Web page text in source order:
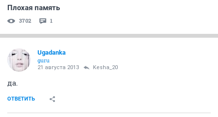
Плохая память
3702 1
Ugadanka
guru
21 августа 2013 Kesha_20
да.
ОТВЕТИТЬ